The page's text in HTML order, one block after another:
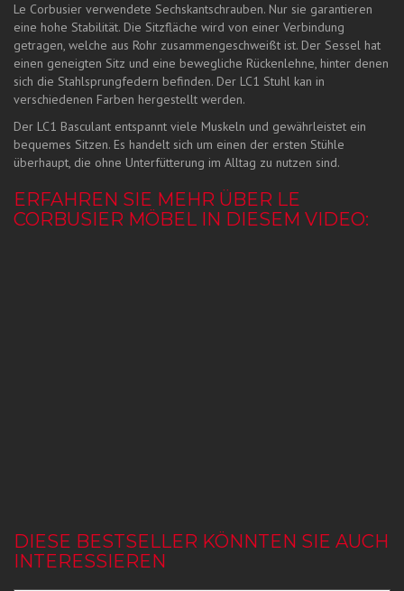
Le Corbusier verwendete Sechskantschrauben. Nur sie garantieren
eine hohe Stabilität. Die Sitzfläche wird von einer Verbindung
getragen, welche aus Rohr zusammengeschweißt ist. Der Sessel hat
einen geneigten Sitz und eine bewegliche Rückenlehne, hinter denen
sich die Stahlsprungfedern befinden. Der LC1 Stuhl kan in
verschiedenen Farben hergestellt werden.
Der LC1 Basculant entspannt viele Muskeln und gewährleistet ein
bequemes Sitzen. Es handelt sich um einen der ersten Stühle
überhaupt, die ohne Unterfütterung im Alltag zu nutzen sind.
ERFAHREN SIE MEHR ÜBER LE
CORBUSIER MÖBEL IN DIESEM VIDEO:
DIESE BESTSELLER KÖNNTEN SIE AUCH
INTERESSIEREN